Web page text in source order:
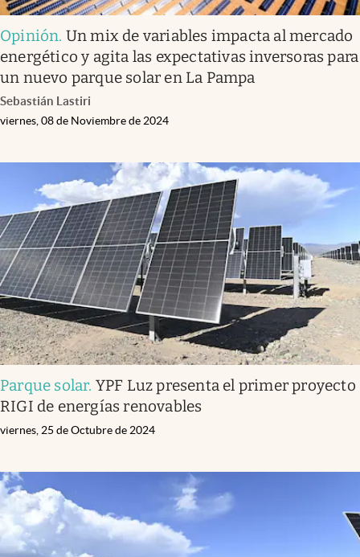
Opinión. Un mix de variables impacta al mercado
energético y agita las expectativas inversoras para
un nuevo parque solar en La Pampa
Sebastián Lastiri
viernes, 08 de Noviembre de 2024
Parque solar. YPF Luz presenta el primer proyecto
RIGI de energías renovables
viernes, 25 de Octubre de 2024